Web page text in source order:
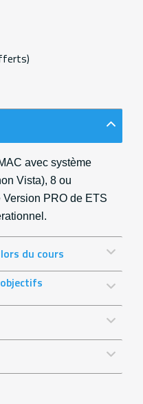
avec système
Vista), 8 ou
PRO de ETS
du cours